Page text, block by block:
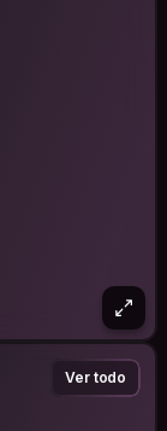
Ver todo